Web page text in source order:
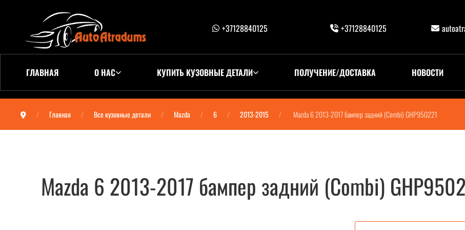
+37128840125 +37128840125
ГЛАВНАЯ О НАС КУПИТЬ КУЗОВНЫЕ ДЕТАЛИ ПОЛУЧЕНИЕ/ДОСТАВКА НОВОСТИ
Главная Все кузовные детали Mazda 6 2013-2015 Mazda 6 2013-2017 бампер задний (Combi) GHP950221
Mazda 6 2013-2017 бампер задний (Combi)